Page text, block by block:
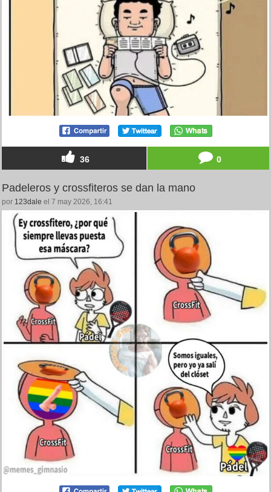
36 0
Padeleros y crossfiteros se dan la mano
por 123dale el 7 may 2026, 16:41